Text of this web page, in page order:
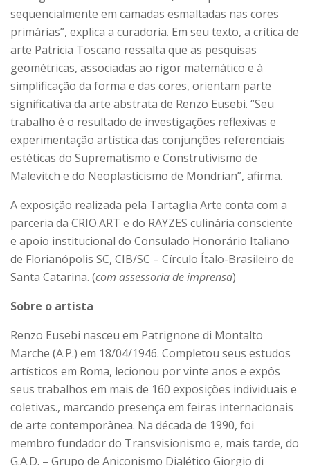
sequencialmente em camadas esmaltadas nas cores
primárias”, explica a curadoria. Em seu texto, a crítica de
arte Patricia Toscano ressalta que as pesquisas
geométricas, associadas ao rigor matemático e à
simplificação da forma e das cores, orientam parte
significativa da arte abstrata de Renzo Eusebi. “Seu
trabalho é o resultado de investigações reflexivas e
experimentação artística das conjunções referenciais
estéticas do Suprematismo e Construtivismo de
Malevitch e do Neoplasticismo de Mondrian”, afirma.
A exposição realizada pela Tartaglia Arte conta com a
parceria da CRIO.ART e do RAYZES culinária consciente
e apoio institucional do Consulado Honorário Italiano
de Florianópolis SC, CIB/SC – Círculo Ítalo-Brasileiro de
Santa Catarina. (com assessoria de imprensa)
Sobre o artista
Renzo Eusebi nasceu em Patrignone di Montalto
Marche (A.P.) em 18/04/1946. Completou seus estudos
artísticos em Roma, lecionou por vinte anos e expôs
seus trabalhos em mais de 160 exposições individuais e
coletivas., marcando presença em feiras internacionais
de arte contemporânea. Na década de 1990, foi
membro fundador do Transvisionismo e, mais tarde, do
G.A.D. – Grupo de Aniconismo Dialético Giorgio di